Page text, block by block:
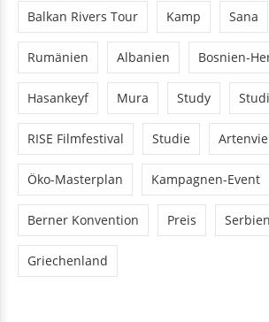
Balkan Rivers Tour Kamp Sana
Rumänien Albanien Bosnien-
Hasankeyf Mura Study
RISE Filmfestival Studie
Öko-Masterplan Kampagnen-Event
Berner Konvention Preis Serbien
Griechenland